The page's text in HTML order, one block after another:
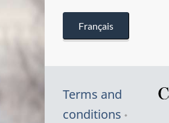
Français
Terms and
conditions